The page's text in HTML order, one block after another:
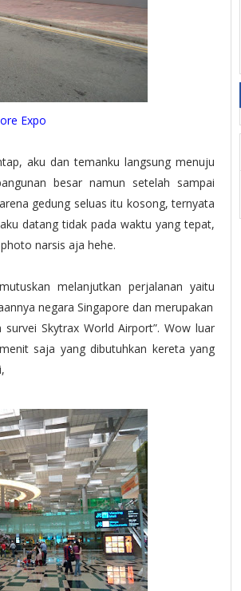
Expo
dan temanku langsung menuju
besar namun setelah sampai
gedung seluas itu kosong, ternyata
datang tidak pada waktu yang tepat,
narsis aja hehe.
melanjutkan perjalanan yaitu
negara Singapore dan merupakan
Skytrax World Airport”. Wow luar
saja yang dibutuhkan kereta yang